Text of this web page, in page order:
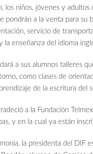
los niños, jóvenes y
pondrán a la venta para su
servicio de
la enseñanza del idioma
a sus alumnos talleres
como clases de
de la escritura del
a la Fundación
y en la cual ya están
la presidenta del DIF